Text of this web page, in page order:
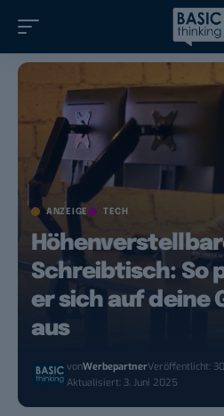
ANZEIGE TECH
Schreibtisch: So
er sich auf deine
aus
vonWerbepartnerVeröffentlicht:
Aktualisiert: 3. Juni 2025